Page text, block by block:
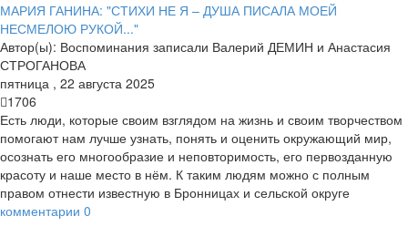
МАРИЯ ГАНИНА: "СТИХИ НЕ Я – ДУША ПИСАЛА МОЕЙ
НЕСМЕЛОЮ РУКОЙ..."
Автор(ы): Воспоминания записали Валерий ДЕМИН и Анастасия
СТРОГАНОВА
пятница , 22 августа 2025
1706
Есть люди, которые своим взглядом на жизнь и своим творчеством
помогают нам лучше узнать, понять и оценить окружающий мир,
осознать его многообразие и неповторимость, его первозданную
красоту и наше место в нём. К таким людям можно с полным
правом отнести известную в Бронницах и сельской округе
комментарии 0